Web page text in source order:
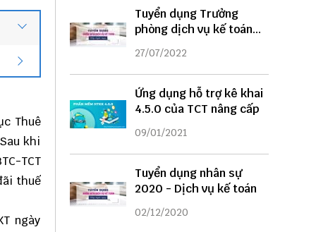
Thuê
khi
TCT
thuế
ngày
Tuyển dụng Trưởng
phòng dịch vụ kế toán
năm 2022
27/07/2022
Ứng dụng hỗ trợ kê khai
4.5.0 của TCT nâng cấp
09/01/2021
Tuyển dụng nhân sự
2020 - Dịch vụ kế toán
02/12/2020